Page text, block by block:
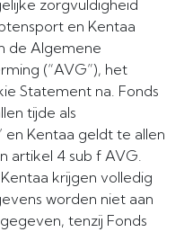
zorgvuldigheid
en Kentaa
de Algemene
(“AVG”), het
Statement na. Fonds
tijde als
en Kentaa geldt te allen
artikel 4 sub f AVG.
krijgen volledig
worden niet aan
tenzij Fonds